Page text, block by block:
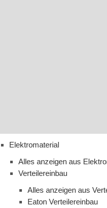
Elektromaterial
Alles anzeigen aus
Verteilereinbau
Alles anzeigen aus
Eaton Verteilereinbau